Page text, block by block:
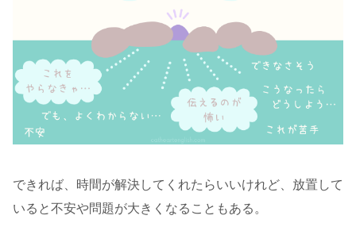
できれば、時間が解決してくれたらいいけれど、放置して
いると不安や問題が大きくなることもある。